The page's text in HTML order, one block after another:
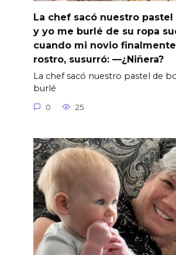
La chef sacó nuestro pastel
y yo me burlé de su ropa
cuando mi novio
rostro, susurró: —¿Niñera?
La chef sacó nuestro pastel de
burlé
0 25